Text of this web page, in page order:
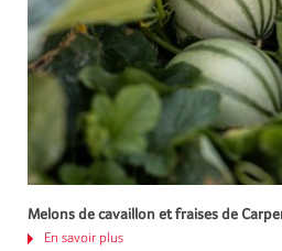
Melons de cavaillon et fraises de
En savoir plus